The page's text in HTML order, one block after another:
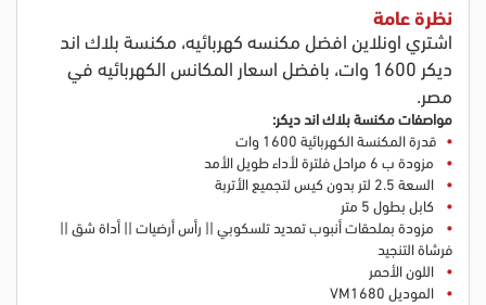
نظرة عامة
اشتري اونلاين افضل مكنسه كهربائيه، مكنسة بلاك اند
ديكر 1600 وات، بافضل اسعار المكانس الكهربائيه في
مصر.
مواصفاتمكنسة بلاك اند ديكر:
قدرة المكنسة الكهربائية 1600 وات
مزودة ب 6 مراحل فلترة لأداء طويل الأمد
السعة 2.5 لتر بدون كيس لتجميع الأتربة
كابل بطول 5 متر
مزودة بملحقات أنبوب تمديد تلسكوبي || رأس أرضيات || أداة شق ||
فرشاة التنجيد
اللون الأحمر
الموديل VM1680